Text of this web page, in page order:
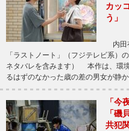
カッ
う」
内田
「ラストノート」（フジテレビ系）
ネタバレを含みます） 本作は、環
るはずのなかった歳の差の男女が静
「今
「磯
共犯